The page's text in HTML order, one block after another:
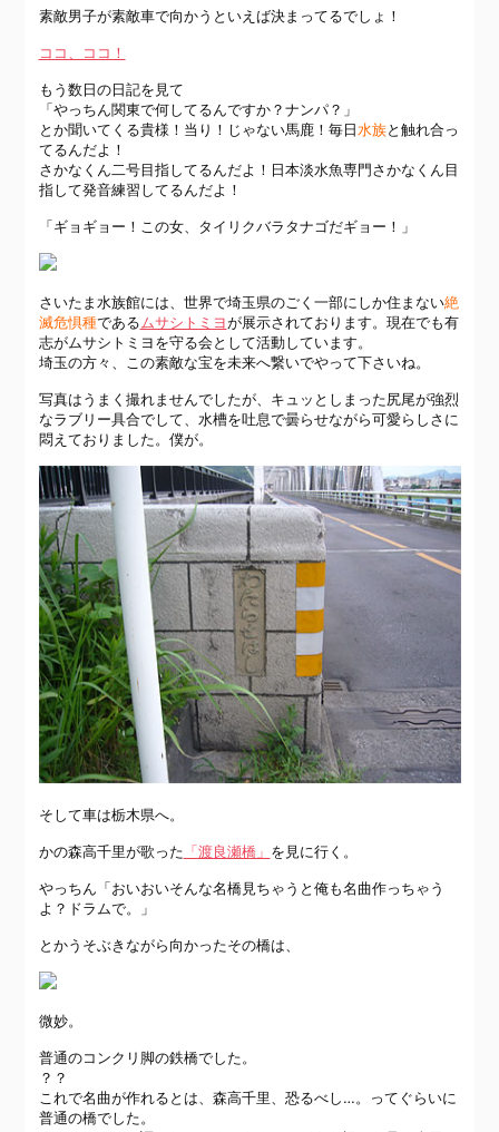
素敵男子が素敵車で向かうといえば決まってるでしょ！
ココ、ココ！
もう数日の日記を見て
「やっちん関東で何してるんですか？ナンパ？」
とか聞いてくる貴様！当り！じゃない馬鹿！毎日水族と触れ合っ
てるんだよ！
さかなくん二号目指してるんだよ！日本淡水魚専門さかなくん目
指して発音練習してるんだよ！
「ギョギョー！この女、タイリクバラタナゴだギョー！」
さいたま水族館には、世界で埼玉県のごく一部にしか住まない絶
滅危惧種であるムサシトミヨが展示されております。現在でも有
志がムサシトミヨを守る会として活動しています。
埼玉の方々、この素敵な宝を未来へ繋いでやって下さいね。
写真はうまく撮れませんでしたが、キュッとしまった尻尾が強烈
なラブリー具合でして、水槽を吐息で曇らせながら可愛らしさに
悶えておりました。僕が。
そして車は栃木県へ。
かの森高千里が歌った 「渡良瀬橋」 を見に行く。
やっちん「おいおいそんな名橋見ちゃうと俺も名曲作っちゃう
よ？ドラムで。」
とかうそぶきながら向かったその橋は、
微妙。
普通のコンクリ脚の鉄橋でした。
？？
これで名曲が作れるとは、森高千里、恐るべし…。ってぐらいに
普通の橋でした。